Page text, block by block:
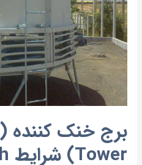
Tower) شرایط ph آب :